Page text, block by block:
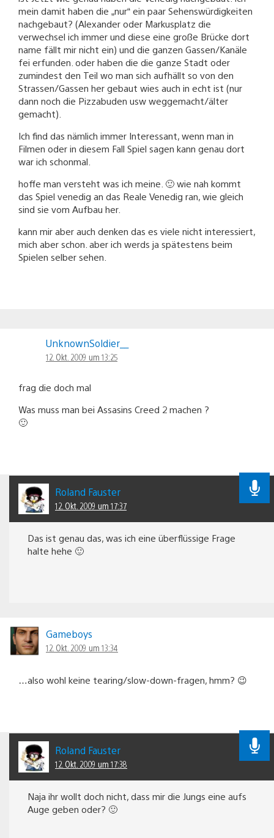
mein damit haben die „nur“ ein paar Sehenswürdigkeiten
nachgebaut? (Alexander oder Markusplatz die
verwechsel ich immer und diese eine große Brücke dort
name fällt mir nicht ein) und die ganzen Gassen/Kanäle
fei erfunden. oder haben die die ganze Stadt oder
zumindest den Teil wo man sich aufhällt so von den
Strassen/Gassen her gebaut wies auch in echt ist (nur
dann noch die Pizzabuden usw weggemacht/älter
gemacht).
Ich find das nämlich immer Interessant, wenn man in
Filmen oder in diesem Fall Spiel sagen kann genau dort
war ich schonmal.
hoffe man versteht was ich meine. 🙂 wie nah kommt
das Spiel venedig an das Reale Venedig ran, wie gleich
sind sie vom Aufbau her.
kann mir aber auch denken das es viele nicht interessiert,
mich aber schon. aber ich werds ja spätestens beim
Spielen selber sehen.
UnknownSoldier__
12. Okt. 2009 um 13:25
frag die doch mal
Was muss man bei Assasins Creed 2 machen ?
🙂
Roland Fauster
12. Okt. 2009 um 17:37
Das ist genau das, was ich eine überflüssige Frage
halte hehe 🙂
Gameboys
12. Okt. 2009 um 13:34
…also wohl keine tearing/slow-down-fragen, hmm? 😉
Roland Fauster
12. Okt. 2009 um 17:38
Naja ihr wollt doch nicht, dass mir die Jungs eine aufs
Auge geben oder? 🙂